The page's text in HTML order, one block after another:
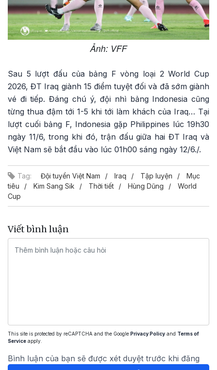
Ảnh: VFF
Sau 5 lượt đấu của bảng F vòng loại 2 World Cup
2026, ĐT Iraq giành 15 điểm tuyệt đối và đã sớm giành
vé đi tiếp. Đáng chú ý, đội nhì bảng Indonesia cũng
từng thua đậm tới 1-5 khi tới làm khách của Iraq… Tại
lượt cuối bảng F, Indonesia gặp Philippines lúc 19h30
ngày 11/6, trong khi đó, trận đấu giữa hai ĐT Iraq và
Việt Nam sẽ bắt đầu vào lúc 01h00 sáng ngày 12/6./.
Tag: Đội tuyển Việt Nam Iraq Tập luyện
Mục
tiêu
Kim Sang Sik Thời tiết Hùng Dũng
World
Cup
Viết bình luận
This site is protected by reCAPTCHA and the Google Privacy Policy and Terms of
Service apply.
Bình luận của bạn sẽ được xét duyệt trước khi đăng